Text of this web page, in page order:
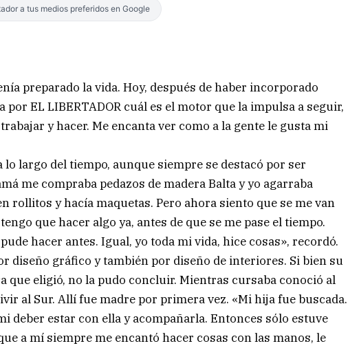
a tus medios preferidos en Google
preparado la vida. Hoy, después de haber incorporado
EL LIBERTADOR cuál es el motor que la impulsa a seguir,
y hacer. Me encanta ver como a la gente le gusta mi
largo del tiempo, aunque siempre se destacó por ser
me compraba pedazos de madera Balta y yo agarraba
rollitos y hacía maquetas. Pero ahora siento que se me van
que hacer algo ya, antes de que se me pase el tiempo.
hacer antes. Igual, yo toda mi vida, hice cosas», recordó.
diseño gráfico y también por diseño de interiores. Si bien su
que eligió, no la pudo concluir. Mientras cursaba conoció al
al Sur. Allí fue madre por primera vez. «Mi hija fue buscada.
deber estar con ella y acompañarla. Entonces sólo estuve
a mí siempre me encantó hacer cosas con las manos, le